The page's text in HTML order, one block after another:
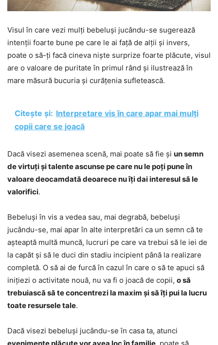
Visul în care vezi mulți bebeluși jucându-se sugerează
intenții foarte bune pe care le ai față de alții și invers,
poate o să-ți facă cineva niște surprize foarte plăcute, visul
are o valoare de puritate în primul rând și ilustrează în
mare măsură bucuria și curățenia sufletească.
Citește și: Interpretare vis în care apar mai mulți
copii care se joacă
Dacă visezi asemenea scenă, mai poate să fie și un semn
de virtuți și talente ascunse pe care nu le poți pune în
valoare deocamdată deoarece nu îți dai interesul să le
valorifici.
Bebeluși în vis a vedea sau, mai degrabă, bebeluși
jucându-se, mai apar în alte interpretări ca un semn că te
așteaptă multă muncă, lucruri pe care va trebui să le iei de
la capăt și să le duci din stadiu incipient până la realizare
completă. O să ai de furcă în cazul în care o să te apuci să
inițiezi o activitate nouă, nu va fi o joacă de copii, o să
trebuiască să te concentrezi la maxim și să îți pui la lucru
toate resursele tale.
Dacă visezi bebeluși jucându-se în casa ta, atunci